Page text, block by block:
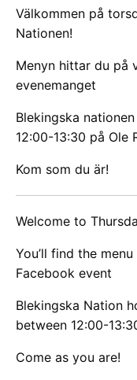
Välkommen på
Nationen!
Menyn hittar du på
evenemanget
Blekingska
12:00-13:30 på Ole
Kom som du är!
Welcome to
You’ll find the
Facebook event
Blekingska Nation
between 12:00-
Come as you are!